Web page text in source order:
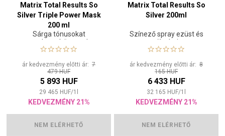
Matrix Total Results So
Silver Triple Power Mask
200 ml
Sárga tónusokat
semlegesítő maszk
ár kedvezmény előtti ár: 7
479 HUF
5 893 HUF
29 465 HUF/1
KEDVEZMÉNY 21%
NEM ELÉRHETŐ
Matrix Total Results So
Silver 200ml
Színező spray ezüst és
szőke hajra
ár kedvezmény előtti ár: 8
165 HUF
6 433 HUF
32 165 HUF/1
KEDVEZMÉNY 21%
NEM ELÉRHETŐ